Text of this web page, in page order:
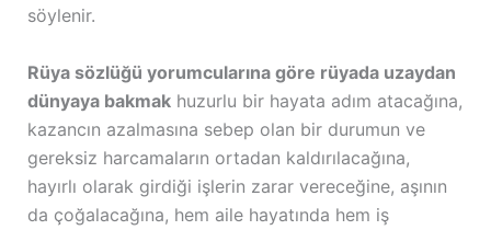
söylenir.
Rüya sözlüğü yorumcularına göre rüyada uzaydan
dünyaya bakmakhuzurlu bir hayata adım atacağına,
kazancın azalmasına sebep olan bir durumun ve
gereksiz harcamaların ortadan kaldırılacağına,
hayırlı olarak girdiği işlerin zarar vereceğine, aşının
da çoğalacağına, hem aile hayatında hem iş